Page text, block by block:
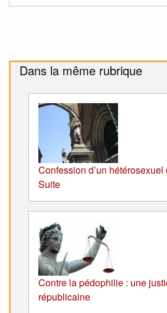
Dans la même rubrique
Confession d’un
Suite
Contre la pédophilie : une
républicaine